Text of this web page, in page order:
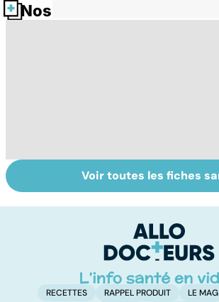
Nos fiches santé
Dérèglement
hormonal : et si
Tout
les
Voir toutes les fiches
RECETTES RAPPEL PRODUIT LE